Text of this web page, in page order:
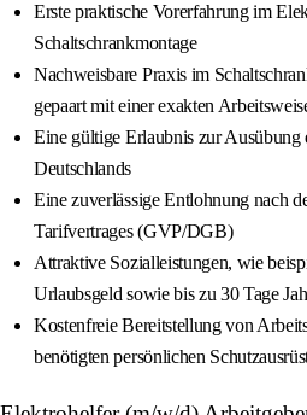
Erste praktische Vorerfahrung im
Schaltschrankmontage
Nachweisbare Praxis im
gepaart mit einer exakten
Eine gültige Erlaubnis zur
Deutschlands
Eine zuverlässige Entlohnung nach
Tarifvertrages (GVP/DGB)
Attraktive Sozialleistungen, wie
Urlaubsgeld sowie bis zu 30 Tage
Kostenfreie Bereitstellung von
benötigten persönlichen